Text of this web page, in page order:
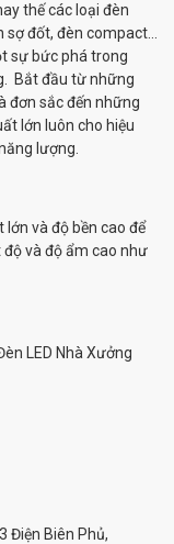
thế các loại đèn
đốt, đèn compact…
sự bức phá trong
Bắt đầu từ những
đơn sắc đến những
lớn luôn cho hiệu
lượng.
lớn và độ bền cao để
và độ ẩm cao như
LED Nhà Xưởng
Điện Biên Phủ,